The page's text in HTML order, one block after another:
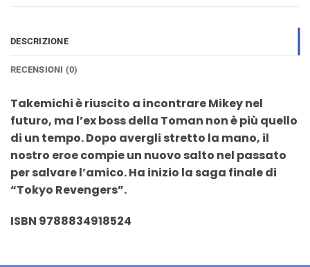
DESCRIZIONE
RECENSIONI (0)
Takemichi è riuscito a incontrare Mikey nel
futuro, ma l’ex boss della Toman non è più quello
di un tempo. Dopo avergli stretto la mano, il
nostro eroe compie un nuovo salto nel passato
per salvare l’amico. Ha inizio la saga finale di
“Tokyo Revengers”.
ISBN 9788834918524